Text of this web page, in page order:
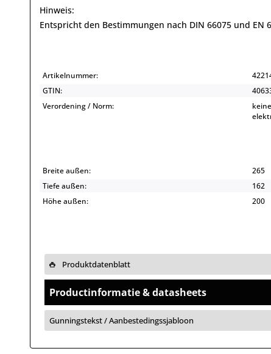
Hinweis:
Entspricht den Bestimmungen nach DIN 66075 und EN
Artikelnummer:
GTIN:
Verordening / Norm:
Breite außen:
265
Tiefe außen:
162
Höhe außen:
200
Produktdatenblatt
Productinformatie & datasheets
Gunningstekst / Aanbestedingssjabloon